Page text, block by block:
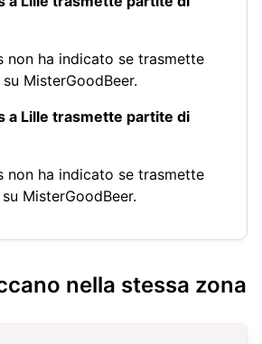
non ha indicato se trasmette
MisterGoodBeer.
a Lille trasmette partite di
non ha indicato se trasmette
MisterGoodBeer.
nella stessa zona